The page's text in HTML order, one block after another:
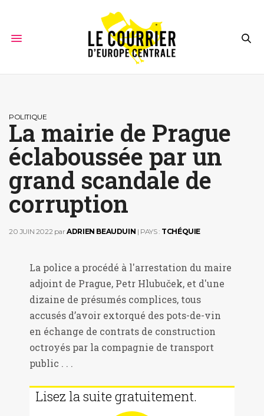
POLITIQUE
La mairie de Prague
éclaboussée par un
grand scandale de
corruption
20 JUIN 2022 parADRIEN BEAUDUIN | PAYS : TCHÉQUIE
La police a procédé à l'arrestation du maire
adjoint de Prague, Petr Hlubuček, et d'une
dizaine de présumés complices, tous
accusés d’avoir extorqué des pots-de-vin
en échange de contrats de construction
octroyés par la compagnie de transport
public . . .
Lisez la suite gratuitement.